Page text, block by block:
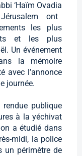
‘Haïm Ovadia
ont
les plus
et les plus
Un événement
la mémoire
avec l’annonce
journée.
publique
à la yéchivat
a étudié dans
midi, la police
un périmètre de